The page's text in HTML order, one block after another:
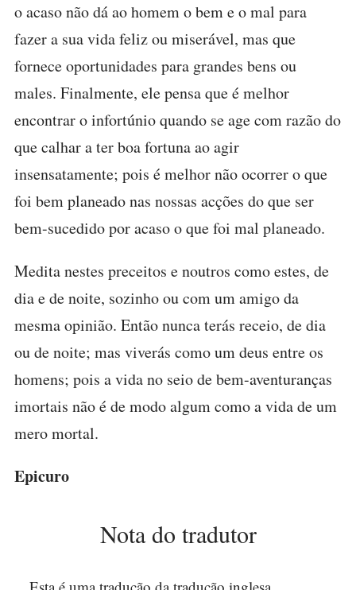
o acaso não dá ao homem o bem e o mal para
fazer a sua vida feliz ou miserável, mas que
fornece oportunidades para grandes bens ou
males. Finalmente, ele pensa que é melhor
encontrar o infortúnio quando se age com razão do
que calhar a ter boa fortuna ao agir
insensatamente; pois é melhor não ocorrer o que
foi bem planeado nas nossas acções do que ser
bem-sucedido por acaso o que foi mal planeado.
Medita nestes preceitos e noutros como estes, de
dia e de noite, sozinho ou com um amigo da
mesma opinião. Então nunca terás receio, de dia
ou de noite; mas viverás como um deus entre os
homens; pois a vida no seio de bem-aventuranças
imortais não é de modo algum como a vida de um
mero mortal.
Epicuro
Nota do tradutor